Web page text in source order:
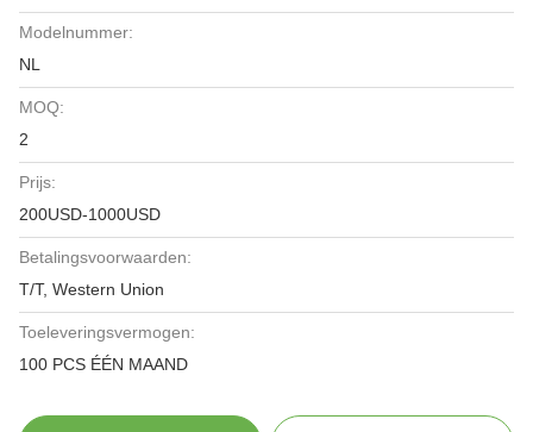
Modelnummer:
NL
MOQ:
2
Prijs:
200USD-1000USD
Betalingsvoorwaarden:
T/T, Western Union
Toeleveringsvermogen:
100 PCS ÉÉN MAAND